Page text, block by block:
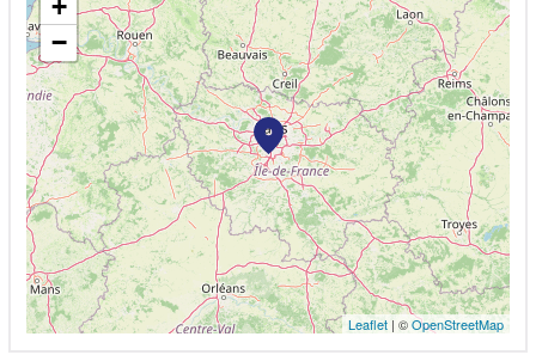
+
−
Leaflet| ©OpenStreetMap